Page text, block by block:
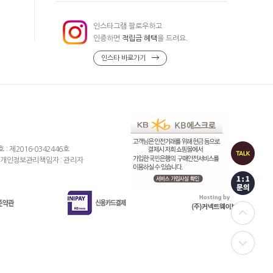
인스타그램 팔로우하고
인증하면 적립금 혜택을 드려요.
인스타 바로가기
: 제2016-0342446호
개인정보관리책임자 : 관리자